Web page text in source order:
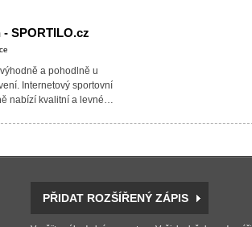
SPORTILO.cz
a pohodlně u
Internetový sportovní
nabízí kvalitní a levné…
PŘIDAT ROZŠÍŘENÝ ZÁPIS